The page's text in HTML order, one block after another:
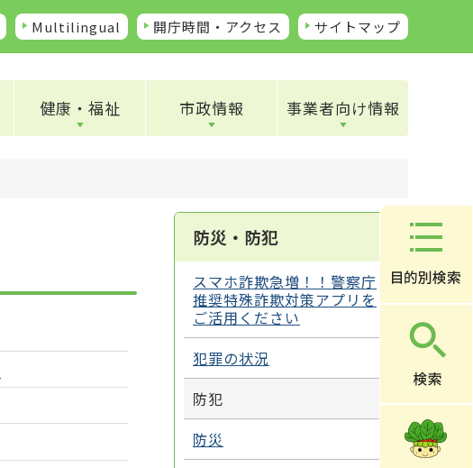
Multilingual 開庁時間・アクセス サイトマップ
健康・福祉 市政情報 事業者向け情報
防災・防犯
スマホ詐欺急増！！警察庁
推奨特殊詐欺対策アプリを
ご活用ください
犯罪の状況
防犯
防災